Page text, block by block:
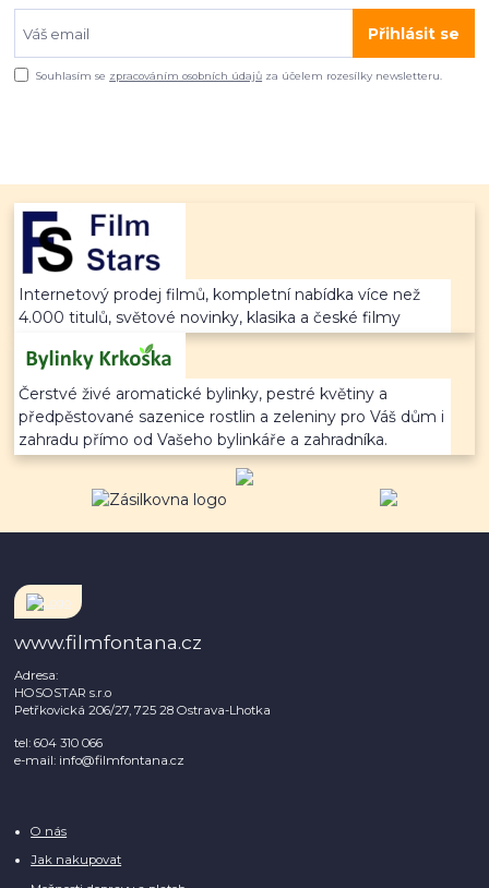
Přihlásit se
Souhlasím se zpracováním osobních údajů za účelem rozesílky newsletteru.
Internetový prodej filmů, kompletní nabídka více než
4.000 titulů, světové novinky, klasika a české filmy
Čerstvé živé aromatické bylinky, pestré květiny a
předpěstované sazenice rostlin a zeleniny pro Váš dům i
zahradu přímo od Vašeho bylinkáře a zahradníka.
www.filmfontana.cz
Adresa:
HOSOSTAR s.r.o
Petřkovická 206/27, 725 28 Ostrava-Lhotka
tel: 604 310 066
e-mail: info@filmfontana.cz
O nás
Jak nakupovat